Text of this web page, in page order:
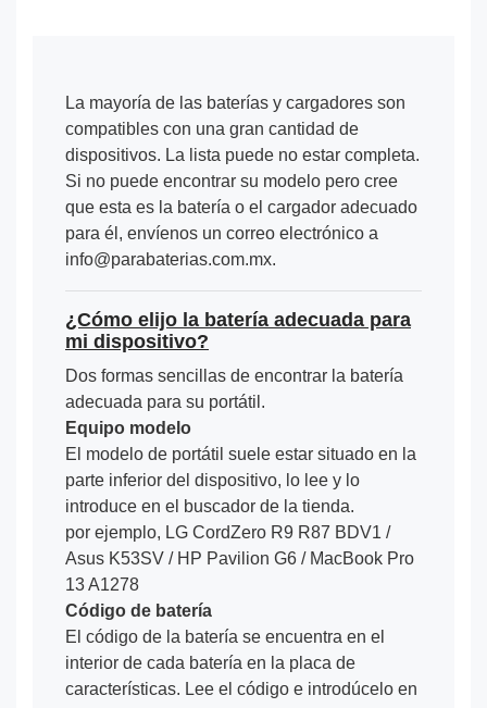
La mayoría de las baterías y cargadores son
compatibles con una gran cantidad de
dispositivos. La lista puede no estar completa.
Si no puede encontrar su modelo pero cree
que esta es la batería o el cargador adecuado
para él, envíenos un correo electrónico a
info@parabaterias.com.mx.
¿Cómo elijo la batería adecuada para
mi dispositivo?
Dos formas sencillas de encontrar la batería
adecuada para su portátil.
Equipo modelo
El modelo de portátil suele estar situado en la
parte inferior del dispositivo, lo lee y lo
introduce en el buscador de la tienda.
por ejemplo, LG CordZero R9 R87 BDV1 /
Asus K53SV / HP Pavilion G6 / MacBook Pro
13 A1278
Código de batería
El código de la batería se encuentra en el
interior de cada batería en la placa de
características. Lee el código e introdúcelo en